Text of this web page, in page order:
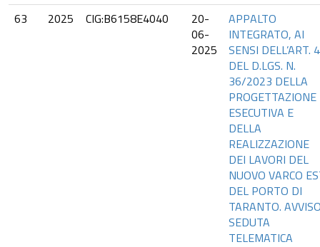
63
2025 CIG:B6158E4040
20-
06-
2025
APPALTO
INTEGRATO, AI
SENSI DELL’ART.
DEL D.LGS. N.
36/2023 DELLA
PROGETTAZIONE
ESECUTIVA E
DELLA
REALIZZAZIONE
DEI LAVORI DEL
NUOVO VARCO
DEL PORTO DI
TARANTO.
SEDUTA
TELEMATICA